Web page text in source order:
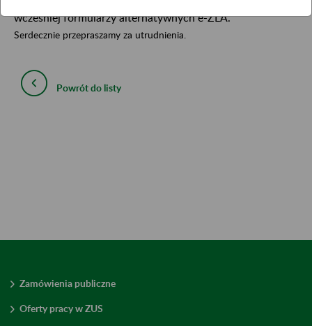
wcześniej formularzy alternatywnych e-ZLA.
Serdecznie przepraszamy za utrudnienia.
Powrót do listy
Zamówienia publiczne
Oferty pracy w ZUS